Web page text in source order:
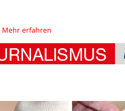
Mehr erfahren